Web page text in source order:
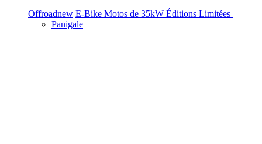
Offroadnew E-Bike Motos de 35kW Éditions Limitées
Panigale